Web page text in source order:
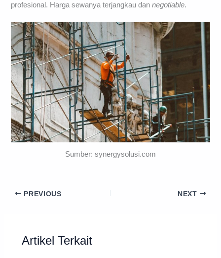
profesional. Harga sewanya terjangkau dannegotiable.
Sumber: synergysolusi.com
PREVIOUS NEXT
Artikel Terkait